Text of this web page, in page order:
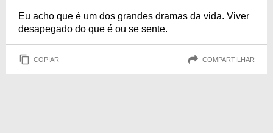
Eu acho que é um dos grandes dramas da vida. Viver
desapegado do que é ou se sente.
COPIAR COMPARTILHAR